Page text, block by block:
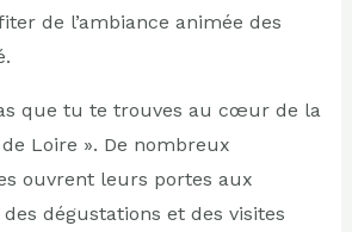
de l’ambiance animée des
que tu te trouves au cœur de la
Loire ». De nombreux
ouvrent leurs portes aux
dégustations et des visites